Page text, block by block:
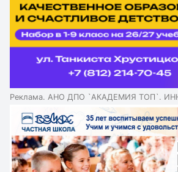
задавая вопросы по теме. Почти
учителей сталкиваются с
нейросетей, но не знают, как с ними
считают, что запрещать
идея, важно научить школьников
нейросетями. Грамотное
повышает самостоятельность и
возможности для подготовки
Реклама. АНО ДПО `АКАДЕМИЯ ТОП`. ИНН